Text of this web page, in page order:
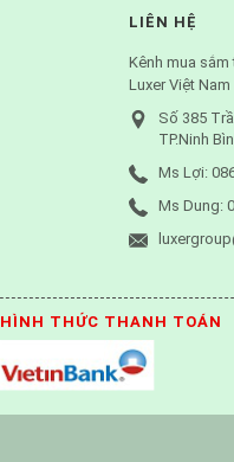
LIÊN HỆ
Kênh mua
Luxer Việt Nam
Số 385
TP.Ninh
Ms Lợi:
Ms Dung:
HÌNH THỨC THANH TOÁN